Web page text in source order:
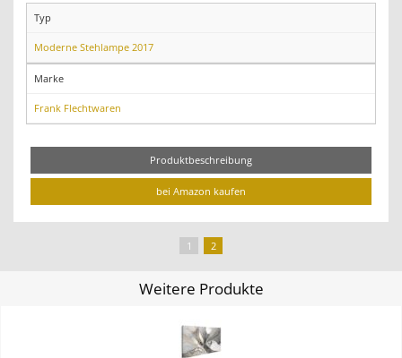
Typ
Moderne Stehlampe 2017
Marke
Frank Flechtwaren
Produktbeschreibung
bei Amazon kaufen
1 2
Weitere Produkte